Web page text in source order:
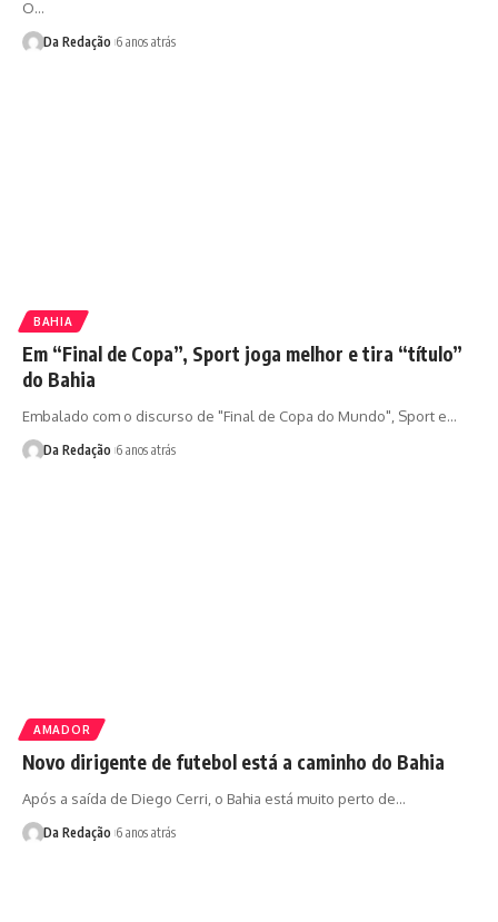
O…
Da Redação 6 anos atrás
BAHIA
Em “Final de Copa”, Sport joga melhor e tira “título”
do Bahia
Embalado com o discurso de "Final de Copa do Mundo", Sport e…
Da Redação 6 anos atrás
AMADOR
Novo dirigente de futebol está a caminho do Bahia
Após a saída de Diego Cerri, o Bahia está muito perto de…
Da Redação 6 anos atrás